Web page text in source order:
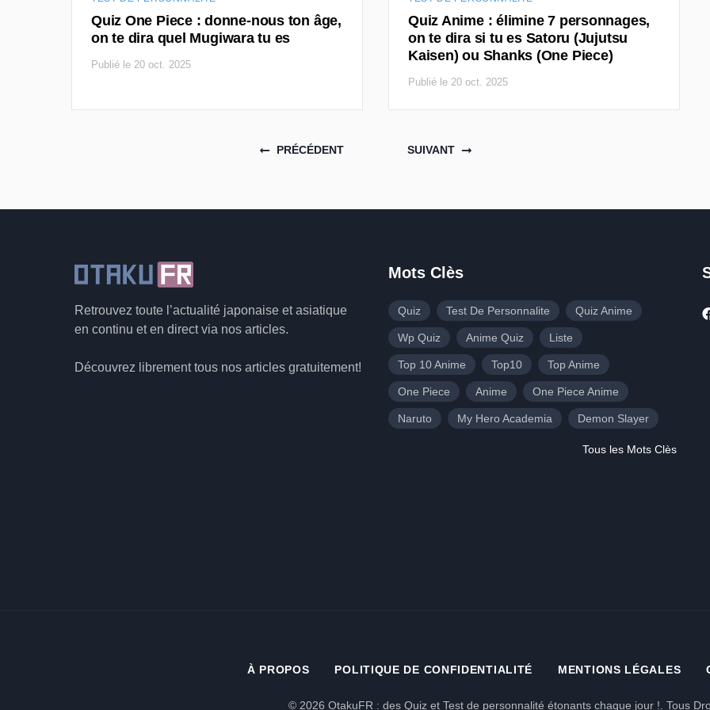
Quiz One Piece : donne-nous ton âge,
on te dira quel Mugiwara tu es
Publié le 20 oct. 2025
Quiz Anime : élimine 7 personnages,
on te dira si tu es Satoru (Jujutsu
Kaisen) ou Shanks (One Piece)
Publié le 20 oct. 2025
PRÉCÉDENT SUIVANT
Retrouvez toute l’actualité japonaise et asiatique
en continu et en direct via nos articles.
Découvrez librement tous nos articles gratuitement!
Mots Clès
Quiz Test De Personnalite Quiz Anime
Wp Quiz Anime Quiz Liste
Top 10 Anime Top10 Top Anime
One Piece Anime One Piece Anime
Naruto My Hero Academia Demon Slayer
Tous les Mots Clès
À PROPOS POLITIQUE DE CONFIDENTIALITÉ MENTIONS LÉGALES
© 2026 OtakuFR : des Quiz et Test de personnalité étonants chaque jour !. Tous